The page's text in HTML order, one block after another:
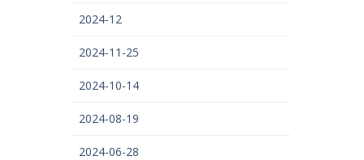
2024-12
2024-11-25
2024-10-14
2024-08-19
2024-06-28